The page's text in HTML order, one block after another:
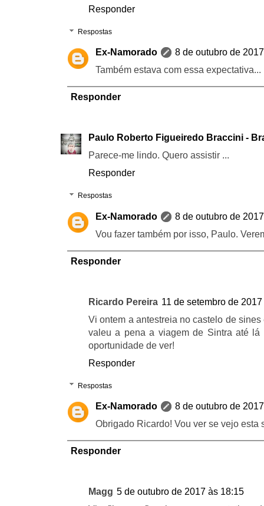
Responder
Respostas
Ex-Namorado
8 de outubro de
Também estava com essa expectativa...
Responder
Paulo Roberto Figueiredo Braccini -
Parece-me lindo. Quero assistir ...
Responder
Respostas
Ex-Namorado
8 de outubro de
Vou fazer também por isso, Paulo.
Responder
Ricardo Pereira 11 de setembro de
Vi ontem a antestreia no castelo de
valeu a pena a viagem de Sintra até
oportunidade de ver!
Responder
Respostas
Ex-Namorado
8 de outubro de
Obrigado Ricardo! Vou ver se vejo esta
Responder
Magg 5 de outubro de 2017 às 18:15